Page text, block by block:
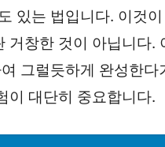
있는 법입니다. 이것
창한 것이 아닙니다.
그럴듯하게 완성한
이 대단히 중요합니다.